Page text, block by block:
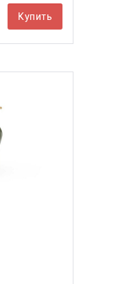
Купить